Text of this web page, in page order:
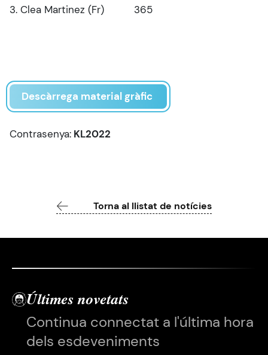
3. Clea Martinez (Fr) 365
Descàrrega material gràfic
Contrasenya: KL2022
Torna al llistat de notícies
Últimes novetats
Continua connectat a l'última hora
dels esdeveniments